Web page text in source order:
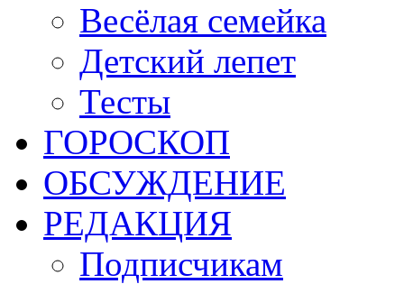
Весёлая семейка
Детский лепет
Тесты
ГОРОСКОП
ОБСУЖДЕНИЕ
РЕДАКЦИЯ
Подписчикам